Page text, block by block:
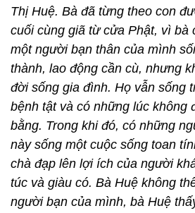
Thị Huệ. Bà đã từng theo con
cuối cùng giã từ cửa Phật, vì bà
một người bạn thân của mình
thành, lao động cần cù, nhưng
đời sống gia đình. Họ vẫn sống
bệnh tật và có những lúc không
bằng. Trong khi đó, có những
này sống một cuộc sống toan
chà đạp lên lợi ích của người
túc và giàu có. Bà Huệ không
người bạn của mình, bà Huệ